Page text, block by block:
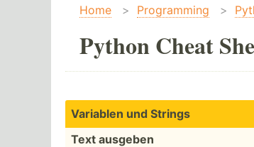
Home > Programming >
Python Cheat
Variablen und Strings
Text ausgeben